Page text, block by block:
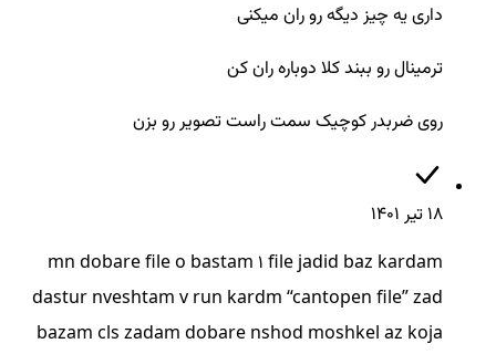
داری یه چیز دیگه رو ران میکنی
ترمینال رو ببند کلا دوباره ران کن
روی ضربدر کوچیک سمت راست تصویر رو بزن
18 تير ۱۴۰۱
mn dobare file o bastam 1 file jadid baz kardam
dastur nveshtam v run kardm “cantopen file” zad
bazam cls zadam dobare nshod moshkel az koja